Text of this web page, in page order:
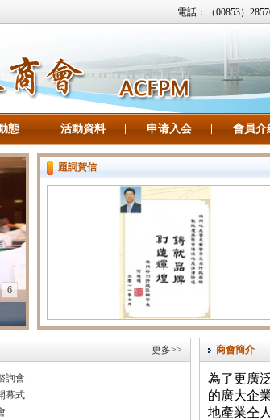
電話：（00853）
態 活動資料 申请入会 會員介
6
題詞賀信
更多>>
詢會
幕式
商會簡介
為了更廣
的廣大企
地產業仝